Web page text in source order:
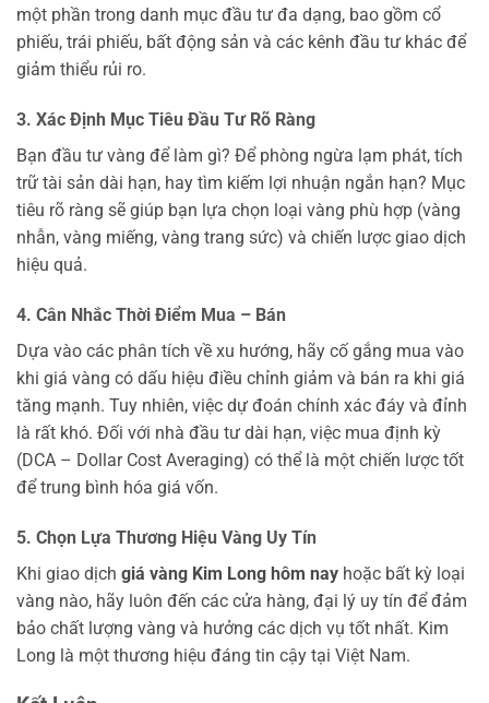
một phần trong danh mục đầu tư đa dạng, bao gồm cổ
phiếu, trái phiếu, bất động sản và các kênh đầu tư khác để
giảm thiểu rủi ro.
3. Xác Định Mục Tiêu Đầu Tư Rõ Ràng
Bạn đầu tư vàng để làm gì? Để phòng ngừa lạm phát, tích
trữ tài sản dài hạn, hay tìm kiếm lợi nhuận ngắn hạn? Mục
tiêu rõ ràng sẽ giúp bạn lựa chọn loại vàng phù hợp (vàng
nhẫn, vàng miếng, vàng trang sức) và chiến lược giao dịch
hiệu quả.
4. Cân Nhắc Thời Điểm Mua – Bán
Dựa vào các phân tích về xu hướng, hãy cố gắng mua vào
khi giá vàng có dấu hiệu điều chỉnh giảm và bán ra khi giá
tăng mạnh. Tuy nhiên, việc dự đoán chính xác đáy và đỉnh
là rất khó. Đối với nhà đầu tư dài hạn, việc mua định kỳ
(DCA – Dollar Cost Averaging) có thể là một chiến lược tốt
để trung bình hóa giá vốn.
5. Chọn Lựa Thương Hiệu Vàng Uy Tín
Khi giao dịch giá vàng Kim Long hôm nay hoặc bất kỳ loại
vàng nào, hãy luôn đến các cửa hàng, đại lý uy tín để đảm
bảo chất lượng vàng và hưởng các dịch vụ tốt nhất. Kim
Long là một thương hiệu đáng tin cậy tại Việt Nam.